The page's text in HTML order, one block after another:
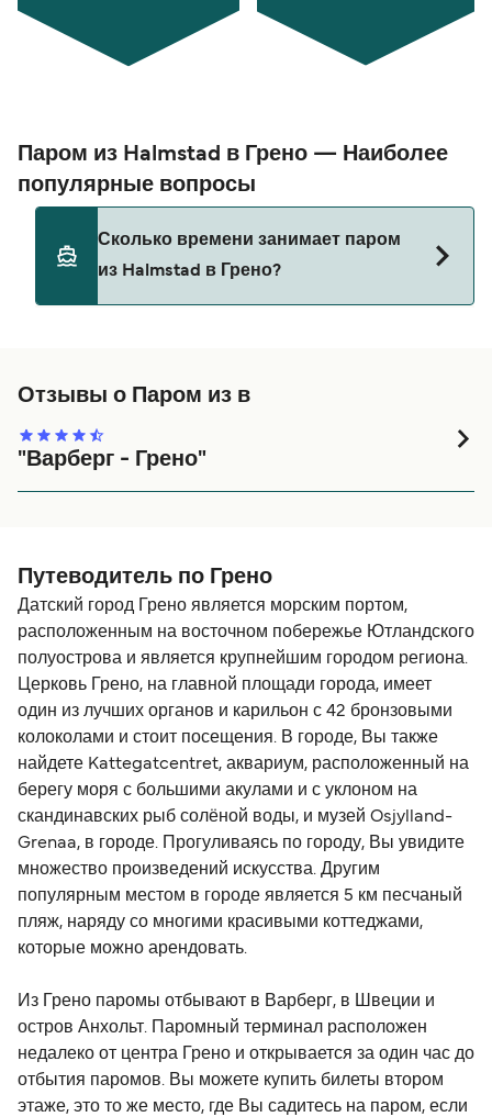
Паром из Halmstad в Грено — Наиболее
популярные вопросы
Сколько времени занимает паром
из Halmstad в Грено?
нашим Поиском Сделок для альтернативных
Отзывы о Паром из в
"Варберг - Грено"
Путеводитель по Грено
Датский город Грено является морским портом,
расположенным на восточном побережье Ютландского
полуострова и является крупнейшим городом региона.
Церковь Грено, на главной площади города, имеет
один из лучших органов и карильон с 42 бронзовыми
колоколами и стоит посещения. В городе, Вы также
найдете Kattegatcentret, аквариум, расположенный на
берегу моря с большими акулами и с уклоном на
скандинавских рыб солёной воды, и музей Osjylland-
Grenaa, в городе. Прогуливаясь по городу, Вы увидите
множество произведений искусства. Другим
популярным местом в городе является 5 км песчаный
пляж, наряду со многими красивыми коттеджами,
которые можно арендовать.
Из Грено паромы отбывают в Варберг, в Швеции и
остров Анхольт. Паромный терминал расположен
недалеко от центра Грено и открывается за один час до
отбытия паромов. Вы можете купить билеты втором
этаже, это то же место, где Вы садитесь на паром, если